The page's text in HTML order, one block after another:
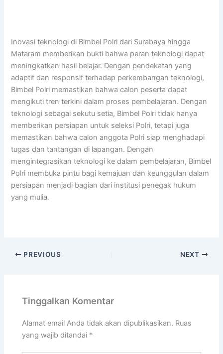
Inovasi teknologi di Bimbel Polri dari Surabaya hingga
Mataram memberikan bukti bahwa peran teknologi dapat
meningkatkan hasil belajar. Dengan pendekatan yang
adaptif dan responsif terhadap perkembangan teknologi,
Bimbel Polri memastikan bahwa calon peserta dapat
mengikuti tren terkini dalam proses pembelajaran. Dengan
teknologi sebagai sekutu setia, Bimbel Polri tidak hanya
memberikan persiapan untuk seleksi Polri, tetapi juga
memastikan bahwa calon anggota Polri siap menghadapi
tugas dan tantangan di lapangan. Dengan
mengintegrasikan teknologi ke dalam pembelajaran, Bimbel
Polri membuka pintu bagi kemajuan dan keunggulan dalam
persiapan menjadi bagian dari institusi penegak hukum
yang mulia.
PREVIOUS NEXT
Tinggalkan Komentar
Alamat email Anda tidak akan dipublikasikan. Ruas
yang wajib ditandai *